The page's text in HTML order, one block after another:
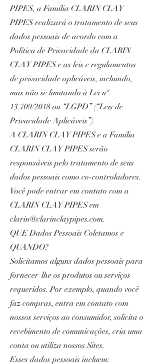
PIPES, a Família CLARIN CLAY
PIPES realizará o tratamento de seus
dados pessoais de acordo com a
Política de Privacidade da CLARIN
CLAY PIPES e as leis e regulamentos
de privacidade aplicáveis, incluindo,
mas não se limitando à Lei nº.
13.709/2018 ou “LGPD” (“Leis de
Privacidade Aplicáveis”).
A CLARIN CLAY PIPES e a Família
CLARIN CLAY PIPES serão
responsáveis pelo tratamento de seus
dados pessoais como co-controladores.
Você pode entrar em contato com a
CLARIN CLAY PIPES em
clarin@clarinclaypipes.com.
QUE Dados Pessoais Coletamos e
QUANDO?
Solicitamos alguns dados pessoais para
fornecer-lhe os produtos ou serviços
requeridos. Por exemplo, quando você
faz compras, entra em contato com
nossos serviços ao consumidor, solicita o
recebimento de comunicações, cria uma
conta ou utiliza nossos Sites.
Esses dados pessoais incluem: